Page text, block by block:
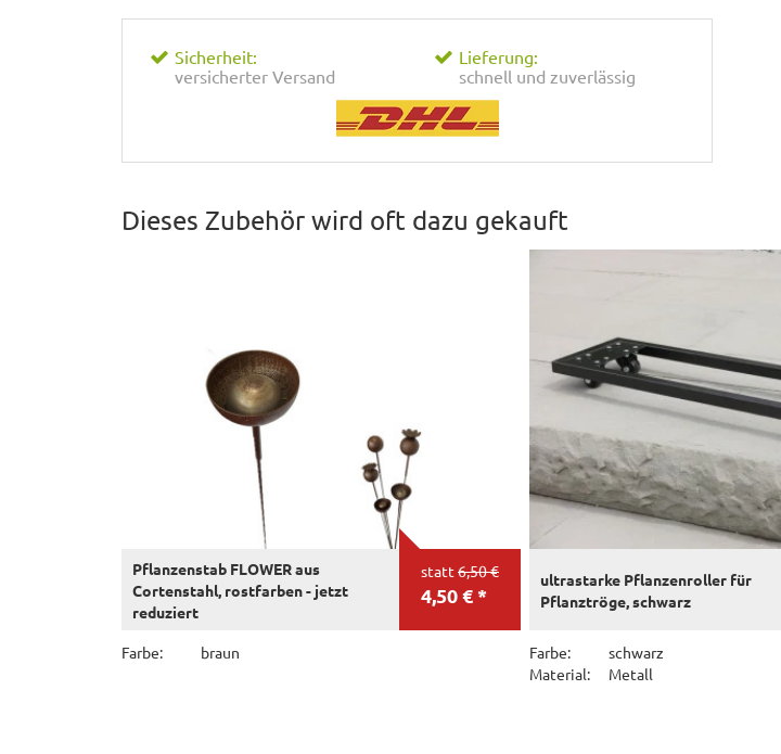
Sicherheit:
versicherter Versand
Lieferung:
schnell und zuverlässig
Dieses Zubehör wird oft dazu gekauft
statt 6,50 €
4,50 € *
Pflanzenstab FLOWER aus
Cortenstahl, rostfarben - jetzt
reduziert
Farbe: braun
ultrastarke Pflanzenroller für
Pflanztröge, schwarz
Farbe:
schwarz
Material:
Metall